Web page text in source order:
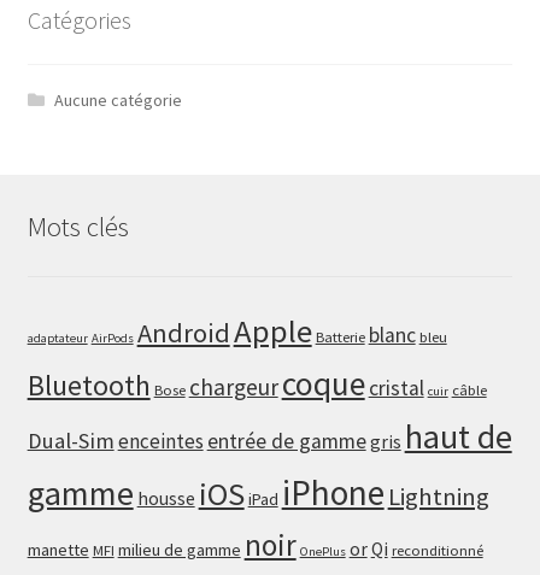
Catégories
Aucune catégorie
Mots clés
adaptateur AirPods AndroidApple Batterie blanc bleu
Bluetooth Bose chargeurcoquecristal cuir câble
Dual-Simenceintes entrée de gammegris haut de
gamme housse iOSiPad iPhone Lightning
manette MFI milieu de gamme noir OnePlus orQi reconditionné